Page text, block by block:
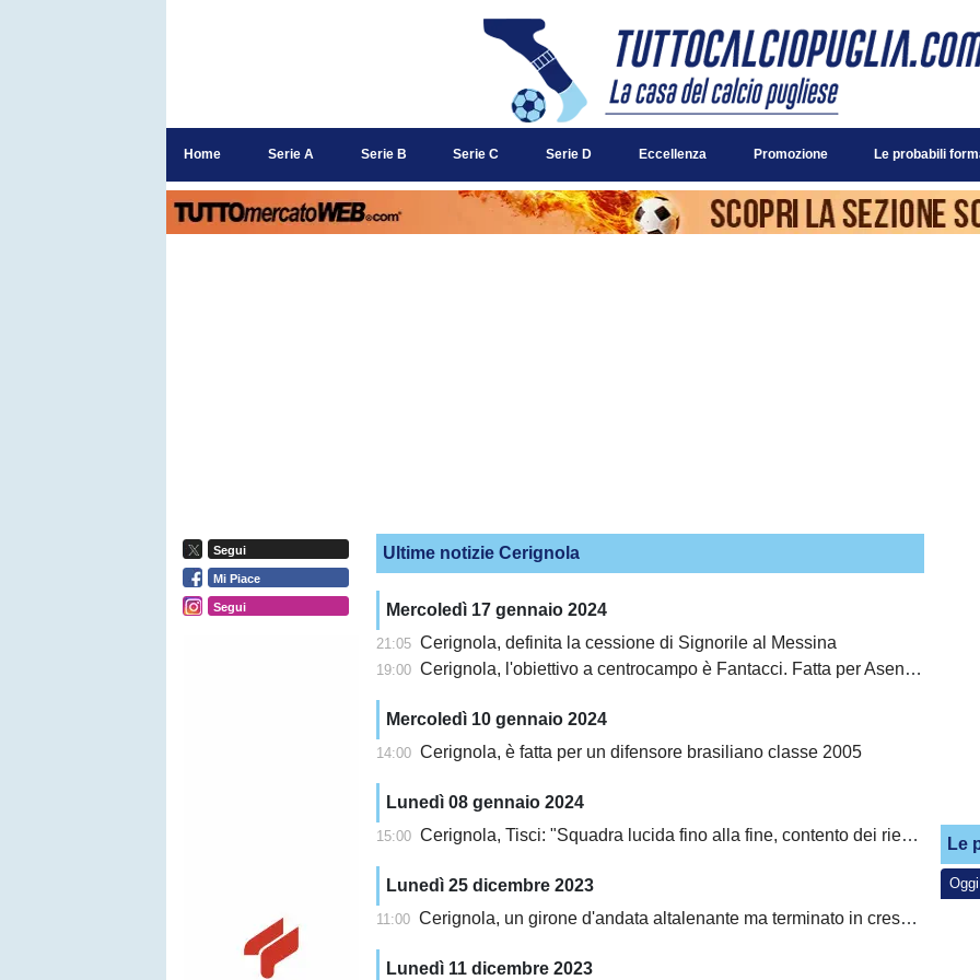
Home Serie A Serie B Serie C Serie D Eccellenza Promozione Le probabili
Segui
Mi Piace
Segui
Ultime notizie Cerignola
Mercoledì 17 gennaio 2024
21:05 Cerignola, definita la cessione di Signorile al Messina
19:00 Cerignola, l'obiettivo a centrocampo è Fantacci. Fatta per Asencio
Mercoledì 10 gennaio 2024
14:00 Cerignola, è fatta per un difensore brasiliano classe 2005
Lunedì 08 gennaio 2024
15:00 Cerignola, Tisci: "Squadra lucida fino alla fine, contento dei rientri di Maza e Tentardini"
Lunedì 25 dicembre 2023
11:00 Cerignola, un girone d'andata altalenante ma terminato in crescendo
Lunedì 11 dicembre 2023
Le
Oggi